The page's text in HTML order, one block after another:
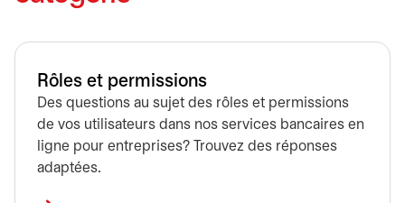
Rôles et permissions
Des questions au sujet des rôles et permissions
de vos utilisateurs dans nos services bancaires en
ligne pour entreprises? Trouvez des réponses
adaptées.